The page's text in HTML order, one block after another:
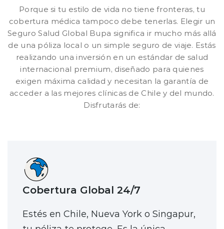
Porque si tu estilo de vida no tiene fronteras, tu
cobertura médica tampoco debe tenerlas. Elegir un
Seguro Salud Global Bupa significa ir mucho más allá
de una póliza local o un simple seguro de viaje. Estás
realizando una inversión en un estándar de salud
internacional premium, diseñado para quienes
exigen máxima calidad y necesitan la garantía de
acceder a las mejores clínicas de Chile y del mundo.
Disfrutarás de:
Cobertura Global 24/7
Estés en Chile, Nueva York o Singapur,